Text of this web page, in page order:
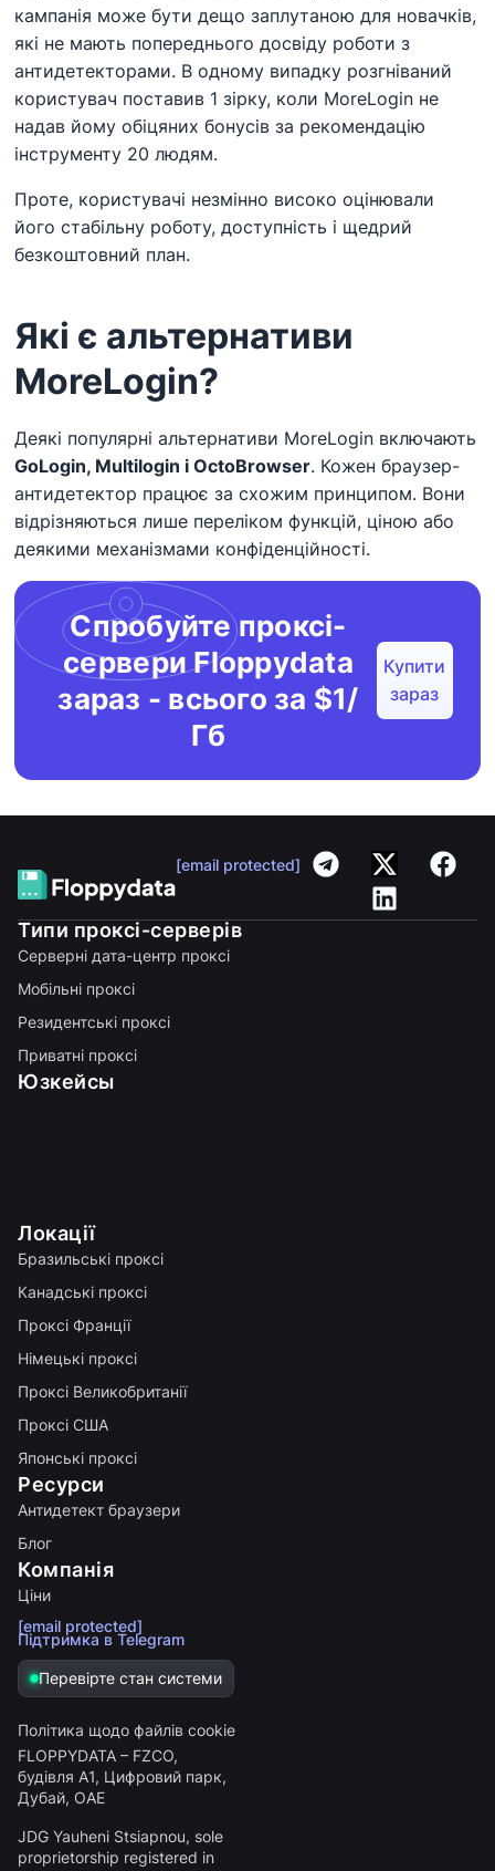
кампанія може бути дещо заплутаною для новачків,
які не мають попереднього досвіду роботи з
антидетекторами. В одному випадку розгніваний
користувач поставив 1 зірку, коли MoreLogin не
надав йому обіцяних бонусів за рекомендацію
інструменту 20 людям.
Проте, користувачі незмінно високо оцінювали
його стабільну роботу, доступність і щедрий
безкоштовний план.
Які є альтернативи
MoreLogin?
Деякі популярні альтернативи MoreLogin включають
GoLogin, Multilogin і OctoBrowser. Кожен браузер-
антидетектор працює за схожим принципом. Вони
відрізняються лише переліком функцій, ціною або
деякими механізмами конфіденційності.
Спробуйте проксі-
сервери Floppydata
зараз - всього за $1/
Гб
Купити
зараз
[email protected]
Типи проксі-серверів
Серверні дата-центр проксі
Мобільні проксі
Резидентські проксі
Приватні проксі
Юзкейсы
Локації
Бразильські проксі
Канадські проксі
Проксі Франції
Німецькі проксі
Проксі Великобританії
Проксі США
Японські проксі
Ресурси
Антидетект браузери
Блог
Компанія
Ціни
[email protected]
Підтримка в Telegram
Перевірте стан системи
FLOPPYDATA – FZCO,
будівля A1, Цифровий парк,
Дубай, ОАЕ
JDG Yauheni Stsiapnou, sole
proprietorship registered in
Політика щодо файлів cookie